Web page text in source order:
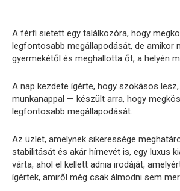
A férfi sietett egy találkozóra, hogy
legfontosabb megállapodását, de amikor
gyermekétől és meghallotta őt, a helyén
A nap kezdete ígérte, hogy szokásos
munkanappal — készült arra, hogy
legfontosabb megállapodását.
Az üzlet, amelynek sikeressége
stabilitását és akár hírnevét is, egy luxus
várta, ahol el kellett adnia irodáját,
ígértek, amiről még csak álmodni sem